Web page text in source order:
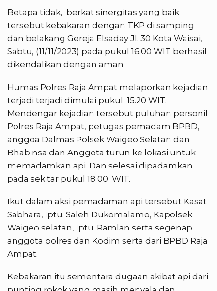
Betapa tidak, berkat sinergitas yang baik
tersebut kebakaran dengan TKP di samping
dan belakang Gereja Elsaday Jl. 30 Kota Waisai,
Sabtu, (11/11/2023) pada pukul 16.00 WIT berhasil
dikendalikan dengan aman.
Humas Polres Raja Ampat melaporkan kejadian
terjadi terjadi dimulai pukul 15.20 WIT.
Mendengar kejadian tersebut puluhan personil
Polres Raja Ampat, petugas pemadam BPBD,
anggoa Dalmas Polsek Waigeo Selatan dan
Bhabinsa dan Anggota turun ke lokasi untuk
memadamkan api. Dan selesai dipadamkan
pada sekitar pukul 18 00 WIT.
Ikut dalam aksi pemadaman api tersebut Kasat
Sabhara, Iptu. Saleh Dukomalamo, Kapolsek
Waigeo selatan, Iptu. Ramlan serta segenap
anggota polres dan Kodim serta dari BPBD Raja
Ampat.
Kebakaran itu sementara dugaan akibat api dari